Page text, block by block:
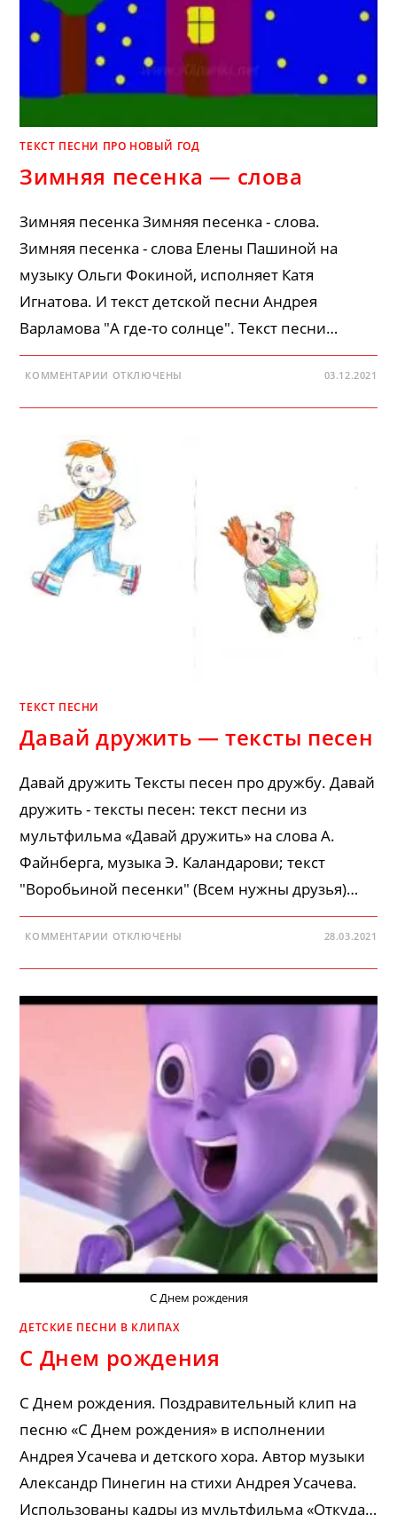
ТЕКСТ ПЕСНИ ПРО НОВЫЙ ГОД
Зимняя песенка — слова
Зимняя песенка Зимняя песенка - слова.
Зимняя песенка - слова Елены Пашиной на
музыку Ольги Фокиной, исполняет Катя
Игнатова. И текст детской песни Андрея
Варламова "А где-то солнце". Текст песни…
КОММЕНТАРИИ К
ПЕСЕНКА
ОТКЛЮЧЕНЫ 03.12.2021
ТЕКСТ ПЕСНИ
Давай дружить — тексты песен
Давай дружить Тексты песен про дружбу. Давай
дружить - тексты песен: текст песни из
мультфильма «Давай дружить» на слова А.
Файнберга, музыка Э. Каландарови; текст
"Воробьиной песенки" (Всем нужны друзья)…
КОММЕНТАРИИ К
ДРУЖИТЬ
ТЕКСТЫ
ПЕСЕН
ОТКЛЮЧЕНЫ 28.03.2021
С Днем рождения
ДЕТСКИЕ ПЕСНИ В КЛИПАХ
С Днем рождения
С Днем рождения. Поздравительный клип на
песню «С Днем рождения» в исполнении
Андрея Усачева и детского хора. Автор музыки
Александр Пинегин на стихи Андрея Усачева.
Использованы кадры из мультфильма «Откуда…